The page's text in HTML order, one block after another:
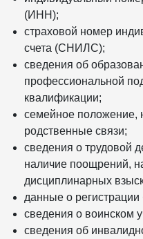
(ИНН);
страховой номер
счета (СНИЛС);
сведения об
профессиональной
квалификации;
семейное положение,
родственные связи;
сведения о трудовой
наличие поощрений,
дисциплинарных
данные о регистрации
сведения о воинском
сведения об